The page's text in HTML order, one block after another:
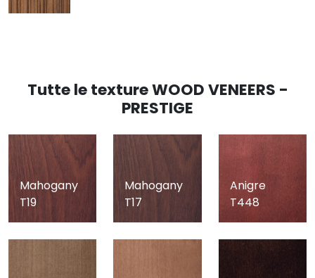
Tutte le texture WOOD VENEERS -
PRESTIGE
Mahogany
T19
Mahogany
T17
Anigre
T448